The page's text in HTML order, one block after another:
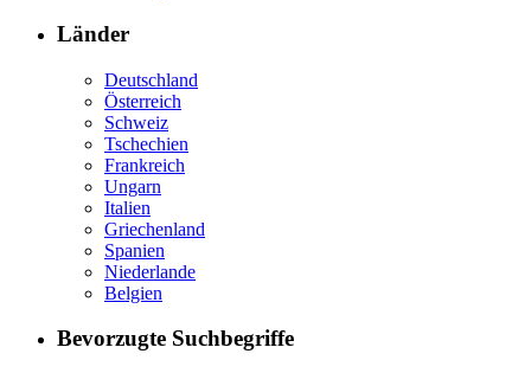
Länder
Deutschland
Österreich
Schweiz
Tschechien
Frankreich
Ungarn
Italien
Griechenland
Spanien
Niederlande
Belgien
Bevorzugte Suchbegriffe